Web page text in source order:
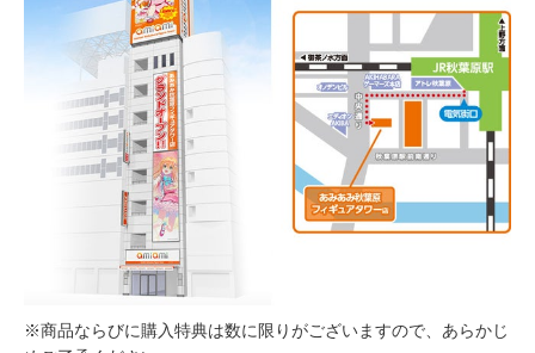
※商品ならびに購入特典は数に限りがございますので、あらかじ